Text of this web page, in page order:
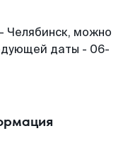
Челябинск, можно
даты - 06-